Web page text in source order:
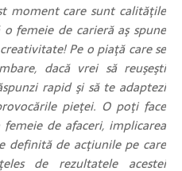
moment care sunt calităţile
femeie de carieră aş spune
Pe o piaţă care se
dacă vrei să reuşeşti
rapid şi să te adaptezi
pieţei. O poţi face
de afaceri, implicarea
definită de acţiunile pe care
de rezultatele acestei